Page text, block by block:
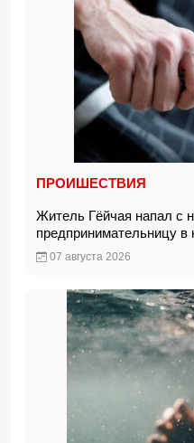
ПРОИШЕСТВИЯ
Житель Гёйчая напал с
предпринимательницу в
07 августа 2026